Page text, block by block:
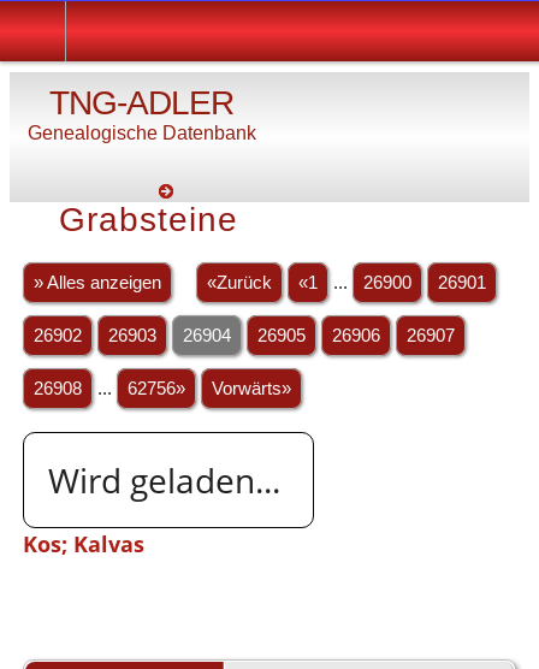
TNG-ADLER
Genealogische Datenbank
Grabsteine
» Alles anzeigen «Zurück «1 ... 26900 26901
26902 26903 26904 26905 26906 26907
26908 ... 62756» Vorwärts»
Wird geladen...
Kos; Kalvas